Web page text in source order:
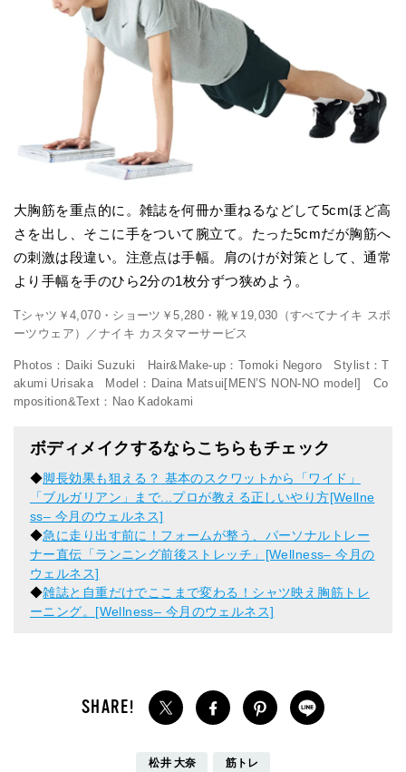
大胸筋を重点的に。雑誌を何冊か重ねるなどして5cmほど高
さを出し、そこに手をついて腕立て。たった5cmだが胸筋へ
の刺激は段違い。注意点は手幅。肩のけが対策として、通常
より手幅を手のひら2分の1枚分ずつ狭めよう。
Tシャツ￥4,070・ショーツ￥5,280・靴￥19,030（すべてナイキ スポ
ーツウェア）／ナイキ カスタマーサービス
Photos：Daiki Suzuki Hair&Make-up：Tomoki Negoro Stylist：T
akumi Urisaka Model：Daina Matsui[MEN’S NON-NO model] Co
mposition&Text：Nao Kadokami
ボディメイクするならこちらもチェック
◆脚長効果も狙える？ 基本のスクワットから「ワイド」
「ブルガリアン」まで...プロが教える正しいやり方[Wellne
ss– 今月のウェルネス]
◆急に走り出す前に！フォームが整う、パーソナルトレー
ナー直伝「ランニング前後ストレッチ」[Wellness– 今月の
ウェルネス]
◆雑誌と自重だけでここまで変わる！シャツ映え胸筋トレ
ーニング。[Wellness– 今月のウェルネス]
松井 大奈 筋トレ